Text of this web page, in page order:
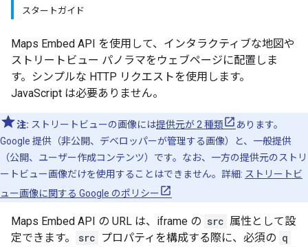
スタートガイド
Maps Embed API を使用して、インタラクティブな地図や
ストリートビュー パノラマをウェブページに配置しま
す。シンプルな HTTP リクエストを使用します。
JavaScript は必要ありません。
注: ストリートビューの画像には提供元が 2 種類
あります。
Google 提供（非公開、デベロッパーが管理する画像）と、一般提供
（公開、ユーザー作成コンテンツ）です。なお、一方の提供元のストリ
ートビュー画像だけを使用することはできません。詳細: ストリートビ
ュー画像に関する Google のポリシー
Maps Embed API の URL は、iframe の src 属性として設
定できます。
src プロパティを構成する際に、必須の q